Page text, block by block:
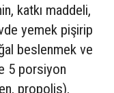
katkı maddeli,
yemek pişirip
beslenmek ve
5 porsiyon
propolis),